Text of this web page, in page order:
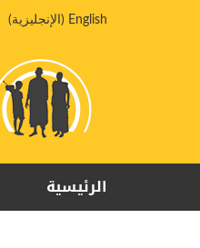
English
( الإنجليزية)
الرئيسية